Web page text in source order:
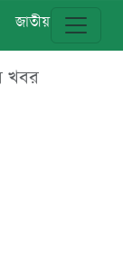
জাতীয় বিশ্ব
খবর